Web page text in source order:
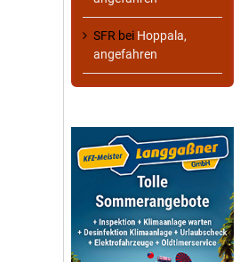
SFR bei Hoppala,
angefahren